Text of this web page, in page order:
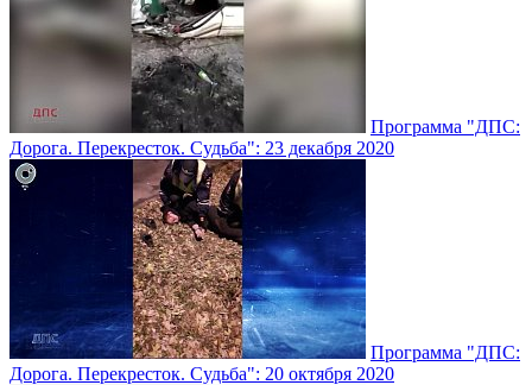
Программа "ДПС:
Дорога. Перекресток. Судьба": 23 декабря 2020
Программа "ДПС:
Дорога. Перекресток. Судьба": 20 октября 2020